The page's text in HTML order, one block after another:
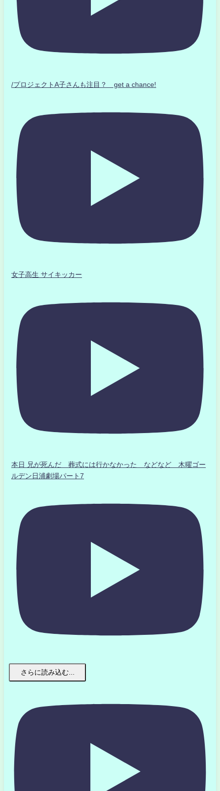
/プロジェクトA子さんも注目？ get a chance!
女子高生 サイキッカー
本日 兄が死んだ 葬式には行かなかった などなど 木曜ゴー
ルデン日浦劇場パート7
さらに読み込む...